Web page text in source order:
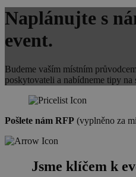
Naplánujte s
event.
Budeme vaším místním
poskytovateli a nabídneme tipy
Pošlete nám RFP (vyplněno za
Jsme klíčem k